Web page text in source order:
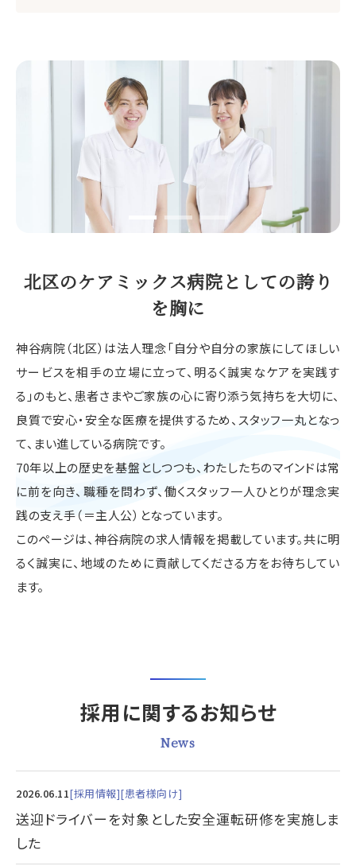
北区のケアミックス病院としての誇り
を胸に
神谷病院（北区）は法人理念「自分や自分の家族にしてほしい
サービスを相手の立場に立って、明るく誠実なケアを実践す
る」のもと、患者さまやご家族の心に寄り添う気持ちを大切に、
良質で安心・安全な医療を提供するため、スタッフ一丸となっ
て、まい進している病院です。
70年以上の歴史を基盤としつつも、わたしたちのマインドは常
に前を向き、職種を問わず、働くスタッフ一人ひとりが理念実
践の支え手（＝主人公）となっています。
このページは、神谷病院の求人情報を掲載しています。共に明
るく誠実に、地域のために貢献してくださる方をお待ちしてい
ます。
採用に関するお知らせ
News
2026.06.11 採用情報 患者様向け
送迎ドライバーを対象とした安全運転研修を実施しま
した